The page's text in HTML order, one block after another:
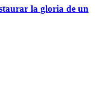
la gloria de un